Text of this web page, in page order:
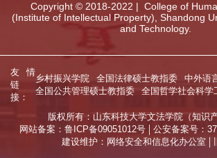
Copyright © 2018-2022 | College of
(Institute of Intellectual Property), Shandong
and Technology.
友情
链
接：
乡村振兴学院 全国法律硕士教指委
中外语
全国公共管理硕士教指委
全国哲学社会科学
版权所有：山东科技大学文法学院（知识
网站备案：鲁ICP备09051012号
公安备案号：
建设维护：网络安全和信息化办公室